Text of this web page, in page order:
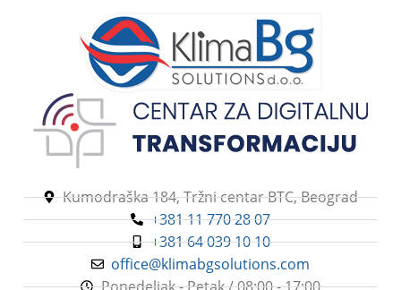
Kumodraška 184, Tržni centar BTC, Beograd
+381 11 770 28 07
+381 64 039 10 10
office@klimabgsolutions.com